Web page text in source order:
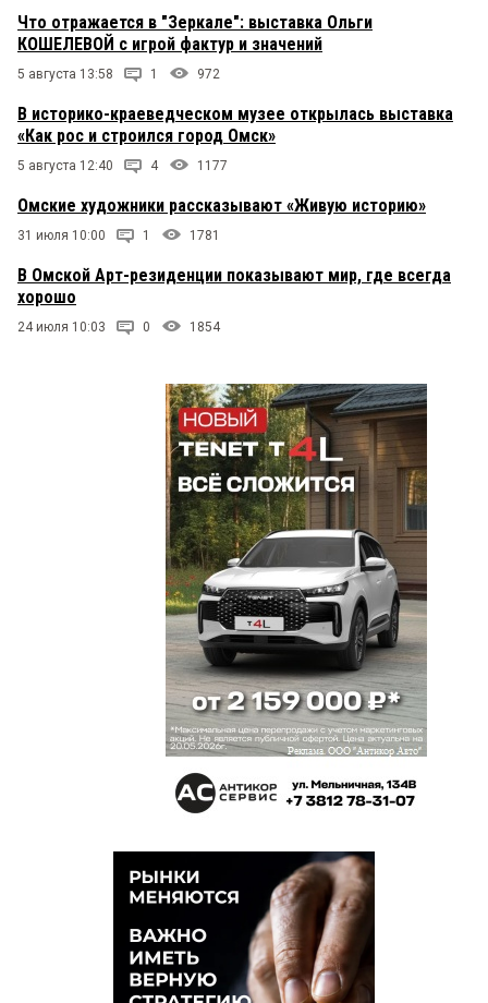
Что отражается в "Зеркале": выставка Ольги
КОШЕЛЕВОЙ с игрой фактур и значений
5 августа 13:58 1 972
В историко-краеведческом музее открылась выставка
«Как рос и строился город Омск»
5 августа 12:40 4 1177
Омские художники рассказывают «Живую историю»
31 июля 10:00 1 1781
В Омской Арт-резиденции показывают мир, где всегда
хорошо
24 июля 10:03 0 1854